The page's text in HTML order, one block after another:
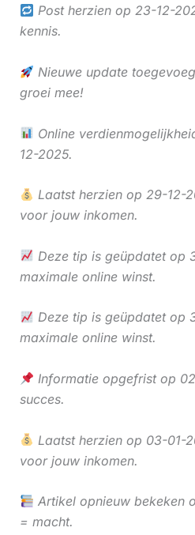
Post herzien op 23-12-
kennis.
Nieuwe update
groei mee!
Online
12-2025.
Laatst herzien op 29-12-
voor jouw inkomen.
Deze tip is geüpdatet op
maximale online winst.
Deze tip is geüpdatet op
maximale online winst.
Informatie opgefrist op
succes.
Laatst herzien op 03-01-
voor jouw inkomen.
Artikel opnieuw bekeken
= macht.